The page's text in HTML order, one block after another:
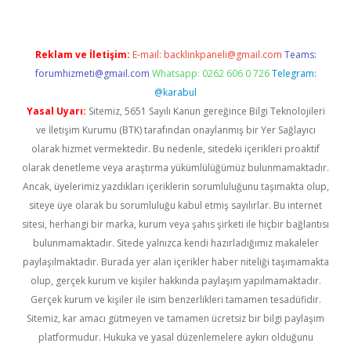
Reklam ve İletişim: E-mail: backlinkpaneli@gmail.com Teams:
forumhizmeti@gmail.com Whatsapp: 0262 606 0 726 Telegram:
@karabul
Yasal Uyarı: Sitemiz, 5651 Sayılı Kanun gereğince Bilgi Teknolojileri
ve İletişim Kurumu (BTK) tarafından onaylanmış bir Yer Sağlayıcı
olarak hizmet vermektedir. Bu nedenle, sitedeki içerikleri proaktif
olarak denetleme veya araştırma yükümlülüğümüz bulunmamaktadır.
Ancak, üyelerimiz yazdıkları içeriklerin sorumluluğunu taşımakta olup,
siteye üye olarak bu sorumluluğu kabul etmiş sayılırlar. Bu internet
sitesi, herhangi bir marka, kurum veya şahıs şirketi ile hiçbir bağlantısı
bulunmamaktadır. Sitede yalnızca kendi hazırladığımız makaleler
paylaşılmaktadır. Burada yer alan içerikler haber niteliği taşımamakta
olup, gerçek kurum ve kişiler hakkında paylaşım yapılmamaktadır.
Gerçek kurum ve kişiler ile isim benzerlikleri tamamen tesadüfidir.
Sitemiz, kar amacı gütmeyen ve tamamen ücretsiz bir bilgi paylaşım
platformudur. Hukuka ve yasal düzenlemelere aykırı olduğunu